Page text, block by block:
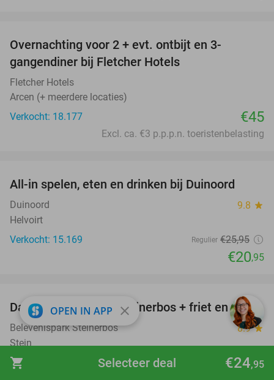
shopping_cart €24,95
Selecteer deal
Overnachting voor 2 + evt. ontbijt en 3-
gangendiner bij Fletcher Hotels
Fletcher Hotels
Arcen (+ meerdere locaties)
Verkocht: 18.177
€45
Excl. ca. €3 p.p.p.n. toeristenbelasting
All-in spelen, eten en drinken bij Duinoord
Duinoord 9.8 star
Helvoirt
Verkocht: 15.169
Regulier €25,95
€20,95
37%
Dagentree voor het Steinerbos + friet en saus
Belevenispark Steinerbos 8.9star
Stein
Verkocht: 43.971
Regulier €15
OPEN IN APP close